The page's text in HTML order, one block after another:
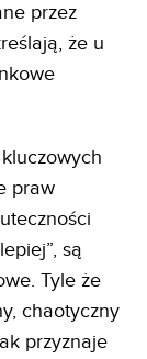
przez
że u
praw
są
Tyle że
chaotyczny
przyznaje